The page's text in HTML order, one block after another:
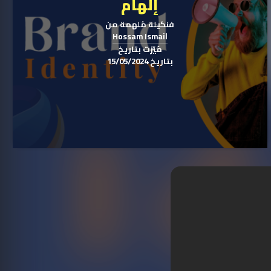
#
photoshop
#
prints
فنكيلة مُلهمة من
Hossam Ismail
مُيّزت بتاريخ
بتاريخ 15/05/2024